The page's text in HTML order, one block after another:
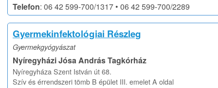
Telefon: 06 42 599-700/1317 • 06 42 599-700/2289
Gyermekinfektológiai Részleg
Gyermekgyógyászat
Nyíregyházi Jósa András Tagkórház
Nyíregyháza Szent István út 68.
Szív és érrendszeri tömb B épület III. emelet A oldal